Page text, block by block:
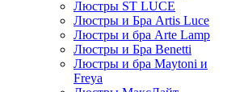
Люстры ST LUCE
Люстры и Бра Artis Luce
Люстры и бра Arte Lamp
Люстры и Бра Benetti
Люстры и бра Maytoni и
Freya